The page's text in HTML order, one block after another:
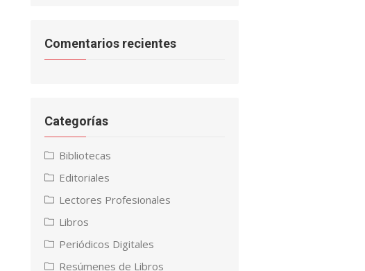
Comentarios recientes
Categorías
Bibliotecas
Editoriales
Lectores Profesionales
Libros
Periódicos Digitales
Resúmenes de Libros